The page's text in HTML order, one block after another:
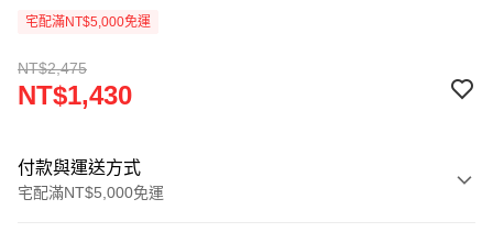
宅配滿NT$5,000免運
NT$2,475
NT$1,430
付款與運送方式
宅配滿NT$5,000免運